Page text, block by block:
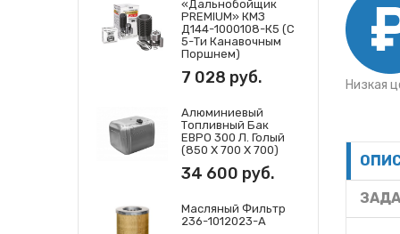
«Дальнобойщик
PREMIUM» КМЗ
Д144-1000108-К5 (с
5-Ти Канавочным
Поршнем)
7 028 руб.
Алюминиевый
Топливный Бак
ЕВРО 300 Л. Голый
(850 Х 700 Х 700)
34 600 руб.
Масляный Фильтр
236-1012023-А
Низкая